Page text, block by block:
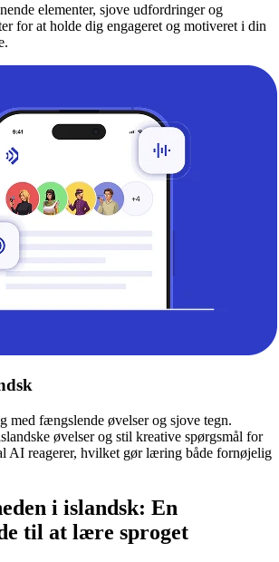
elementer, sjove udfordringer og
for at holde dig engageret og motiveret i din
med fængslende øvelser og sjove tegn.
øvelser og stil kreative spørgsmål for
AI reagerer, hvilket gør læring både fornøjelig
i islandsk: En
til at lære sproget